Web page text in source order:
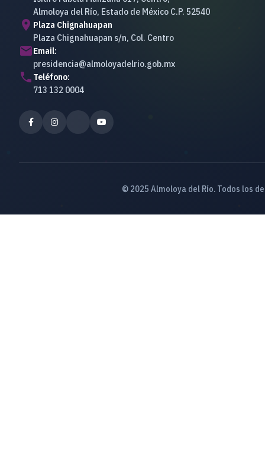
Almoloya del Río, Estado de México C.P. 52540
place Plaza Chignahuapan
Plaza Chignahuapan s/n, Col. Centro
emailEmail:
presidencia@almoloyadelrio.gob.mx
phone Teléfono:
713 132 0004
© 2025 Almoloya del Río. Todos los